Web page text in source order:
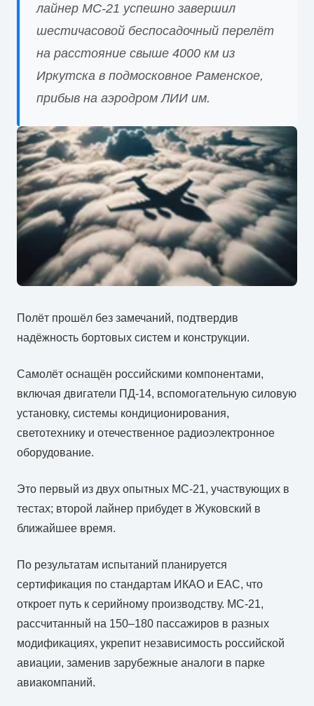
лайнер МС-21 успешно завершил
шестичасовой беспосадочный перелёт
на расстояние свыше 4000 км из
Иркутска в подмосковное Раменское,
прибыв на аэродром ЛИИ им.
Полёт прошёл без замечаний, подтвердив
надёжность бортовых систем и конструкции.
Самолёт оснащён российскими компонентами,
включая двигатели ПД-14, вспомогательную силовую
установку, системы кондиционирования,
светотехнику и отечественное радиоэлектронное
оборудование.
Это первый из двух опытных МС-21, участвующих в
тестах; второй лайнер прибудет в Жуковский в
ближайшее время.
По результатам испытаний планируется
сертификация по стандартам ИКАО и ЕАС, что
откроет путь к серийному производству. МС-21,
рассчитанный на 150–180 пассажиров в разных
модификациях, укрепит независимость российской
авиации, заменив зарубежные аналоги в парке
авиакомпаний.